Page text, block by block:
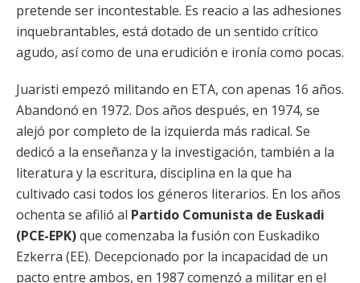
pretende ser incontestable. Es reacio a las adhesiones
inquebrantables, está dotado de un sentido crítico
agudo, así como de una erudición e ironía como pocas.
Juaristi empezó militando en ETA, con apenas 16 años.
Abandonó en 1972. Dos años después, en 1974, se
alejó por completo de la izquierda más radical. Se
dedicó a la enseñanza y la investigación, también a la
literatura y la escritura, disciplina en la que ha
cultivado casi todos los géneros literarios. En los años
ochenta se afilió al Partido Comunista de Euskadi
(PCE-EPK)que comenzaba la fusión con Euskadiko
Ezkerra (EE). Decepcionado por la incapacidad de un
pacto entre ambos, en 1987 comenzó a militar en el